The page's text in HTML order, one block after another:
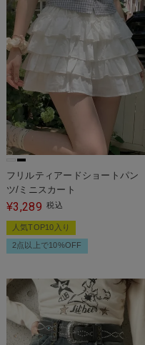
フリルティアードショートパン
ツ/ミニスカート
¥3,289 税込
人気TOP10入り
2点以上で10%OFF